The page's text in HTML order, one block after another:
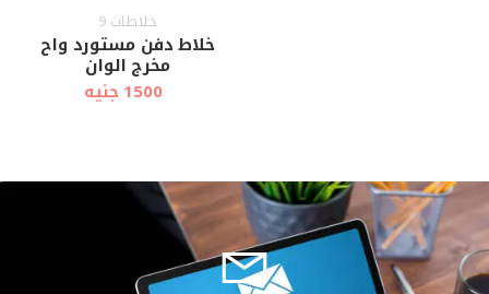
أضف إلى
العربة عرض سريع
خلاطات 9
خلاط دفن مستورد واح
مخرج الوان
1500 جنيه
أضف إلى
العربة